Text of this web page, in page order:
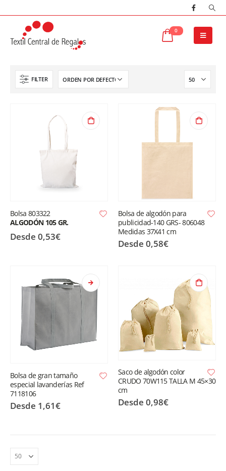
0
FILTER
Bolsa 803322
ALGODÓN 105 GR.
Desde 0,53€
Bolsa de algodón para
publicidad-140 GRS- 806048
Medidas 37X41 cm
Desde 0,58€
Bolsa de gran tamaño
especial lavanderías Ref
7118106
Desde 1,61€
Saco de algodón color
CRUDO 70W115 TALLA M 45×30
cm
Desde 0,98€